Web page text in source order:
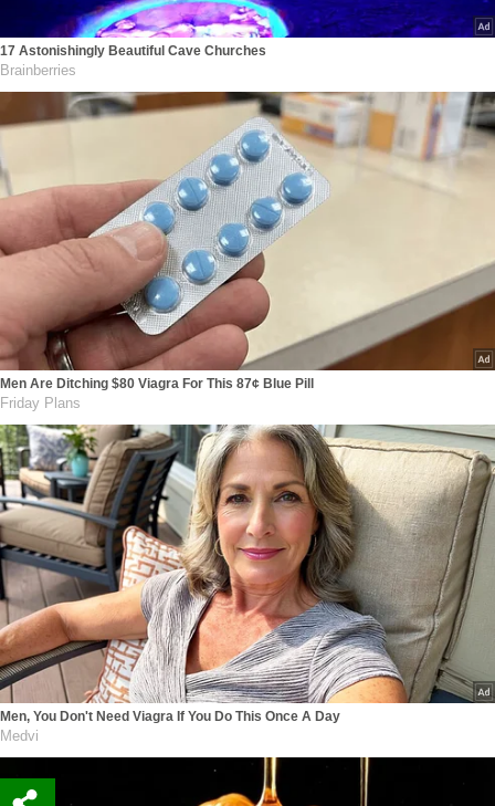
17 Astonishingly Beautiful Cave Churches
Brainberries
Men Are Ditching $80 Viagra For This 87¢ Blue Pill
Friday Plans
Men, You Don't Need Viagra If You Do This Once A Day
Medvi